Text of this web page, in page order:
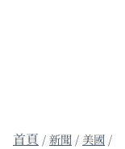
/新聞 / 美國 /